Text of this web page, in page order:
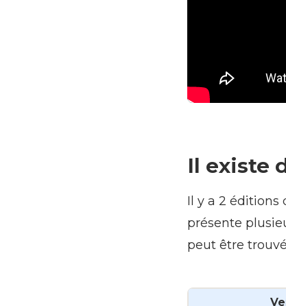
Il existe
Il y a 2 éditions
présente
peut être